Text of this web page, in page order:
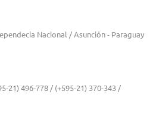
Nacional / Asunción - Paraguay
21) 496-778 / (+595-21) 370-343 /